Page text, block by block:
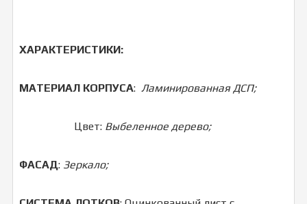
ХАРАКТЕРИСТИКИ:
МАТЕРИАЛ КОРПУСА: Ламинированная ДСП;
Цвет: Выбеленное дерево;
ФАСАД: Зеркало;